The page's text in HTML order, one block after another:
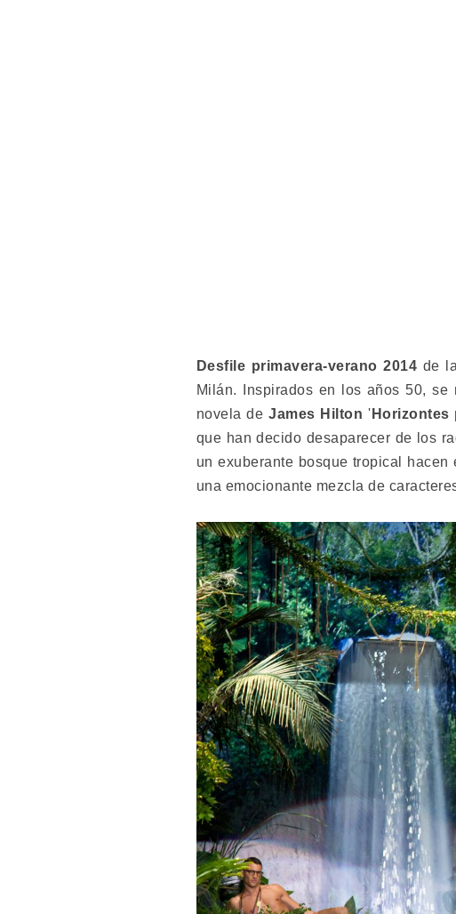
Desfile primavera-verano 2014 de
Milán. Inspirados en los años 50, se
novela deJames Hilton ' Horizontes
que han decido desaparecer de los
un exuberante bosque tropical
una emocionante mezcla de